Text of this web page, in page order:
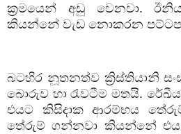
ක්‍රමයෙන් අඩු වෙනවා.
කියන්නේ වැඩ නොකරන
බටහිර නූතනත්ව ක්‍රිස්තියානි
බොරුව හා රැවටීම මතයි.
එයට කිසිදාක ආරම්භය
තේරුම් ගන්නවා කියන්නේ